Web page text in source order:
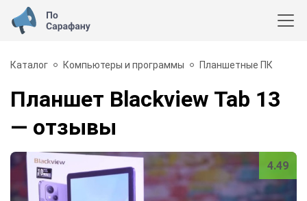
Каталог Компьютеры и программы Планшетные ПК
Планшет Blackview Tab 13
— отзывы
4.49